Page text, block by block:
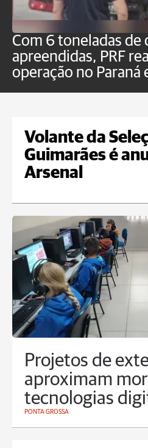
Com 6 toneladas de
apreendidas, PRF
operação no Paraná
Volante da
Guimarães é
Arsenal
Projetos de
aproximam
tecnologias
PONTA GROSSA